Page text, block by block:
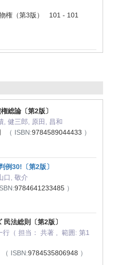
権（第3版） 101 - 101
総論〔第2版〕
, 健三郎, 原田, 昌和
（ ISBN:9784589044433 ）
例30!〔第2版〕
口, 敬介
9784641233485 ）
法総則〔第2版〕
行（ 担当： 共著 , 範囲: 第1
（ ISBN:9784535806948 ）